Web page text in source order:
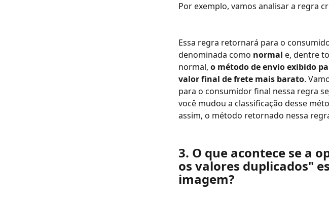
Por exemplo, vamos analisar a regra
Essa regra retornará para o
denominada como normal e, dentre
normal, o método de envio exibido
valor final de frete mais barato.
para o consumidor final nessa regra
você mudou a classificação desse
assim, o método retornado nessa
3. O que acontece se a
os valores duplicados"
imagem?